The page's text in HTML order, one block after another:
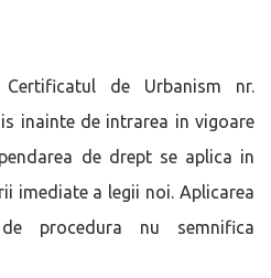
de Urbanism nr.
inainte de intrarea in vigoare
de drept se aplica in
imediate a legii noi. Aplicarea
procedura nu semnifica